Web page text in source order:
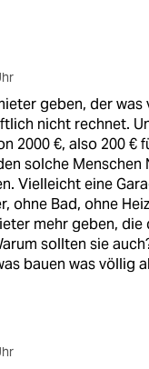
geben, der
nicht rechnet.
2000 €, also 200 €
solche Menschen
Vielleicht eine
ohne Bad, ohne
mehr geben, die
sollten sie
bauen was völlig